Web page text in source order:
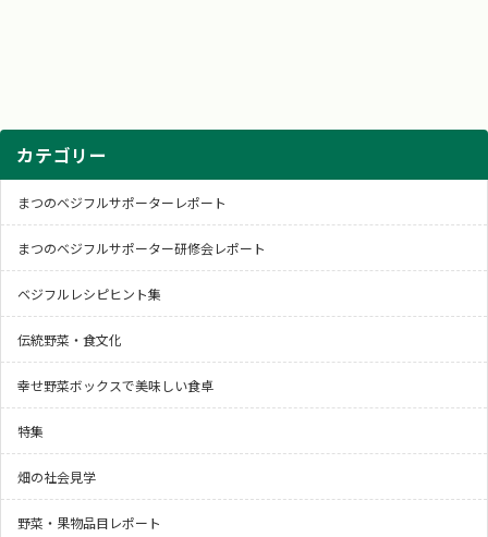
カテゴリー
まつのベジフルサポーターレポート
まつのベジフルサポーター研修会レポート
ベジフルレシピヒント集
伝統野菜・食文化
幸せ野菜ボックスで美味しい食卓
特集
畑の社会見学
野菜・果物品目レポート